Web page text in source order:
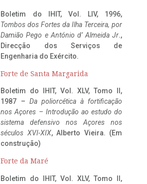
Boletim do IHIT, Vol. LIV, 1996,
Tombos dos Fortes da Ilha Terceira, por
Damião Pego e António d’ Almeida Jr.,
Direcção dos Serviços de
Engenharia do Exército.
Forte de Santa Margarida
Boletim do IHIT, Vol. XLV, Tomo II,
1987 – Da poliorcética à fortificação
nos Açores – Introdução ao estudo do
sistema defensivo nos Açores nos
séculos XVI-XIX, Alberto Vieira. (Em
construção)
Forte da Maré
Boletim do IHIT, Vol. XLV, Tomo II,